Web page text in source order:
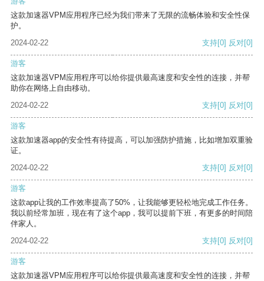
这款加速器VPM应用程序已经为我们带来了无限的流畅体验和安全性保
护。
2024-02-22
支持[0] 反对[0]
游客
这款加速器VPM应用程序可以给你提供最高速度和安全性的连接，并帮
助你在网络上自由移动。
2024-02-22
支持[0] 反对[0]
游客
这款加速器app的安全性有待提高，可以加强防护措施，比如增加双重验
证。
2024-02-22
支持[0] 反对[0]
游客
这款app让我的工作效率提高了50%，让我能够更轻松地完成工作任务。
我以前经常加班，现在有了这个app，我可以提前下班，有更多的时间陪
伴家人。
2024-02-22
支持[0] 反对[0]
游客
这款加速器VPM应用程序可以给你提供最高速度和安全性的连接，并帮